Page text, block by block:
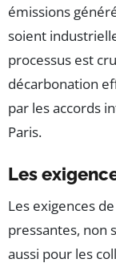
émissions
soient
processus est
décarbonation
par les accords
Paris.
Les
Les exigences
pressantes, non
aussi pour les